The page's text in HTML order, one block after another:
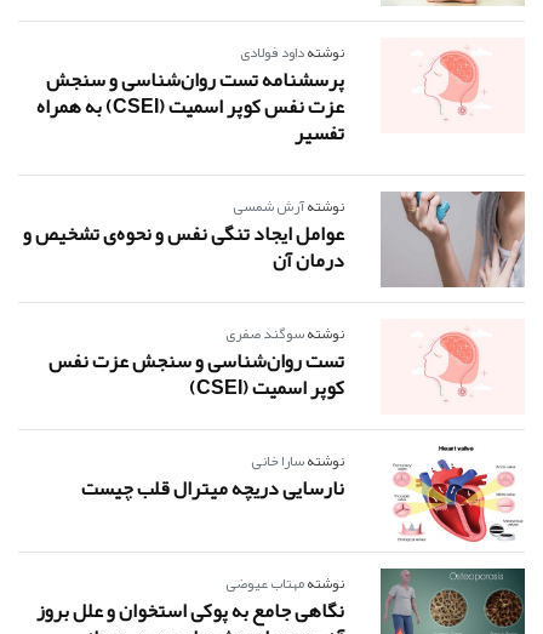
نوشتهداود فولادی
پرسشنامه تست روان‌شناسی و سنجش
عزت نفس کوپر اسمیت (CSEI) به همراه
تفسیر
نوشتهآرش شمسی
عوامل ایجاد تنگی نفس و نحوه‌ی تشخیص و
درمان آن
نوشتهسوگند صفری
تست روان‌شناسی و سنجش عزت نفس
کوپر اسمیت (CSEI)
نوشتهسارا خانی
نارسایی دریچه میترال قلب چیست
نوشتهمهتاب عیوضی
نگاهی جامع به پوکی استخوان و علل بروز